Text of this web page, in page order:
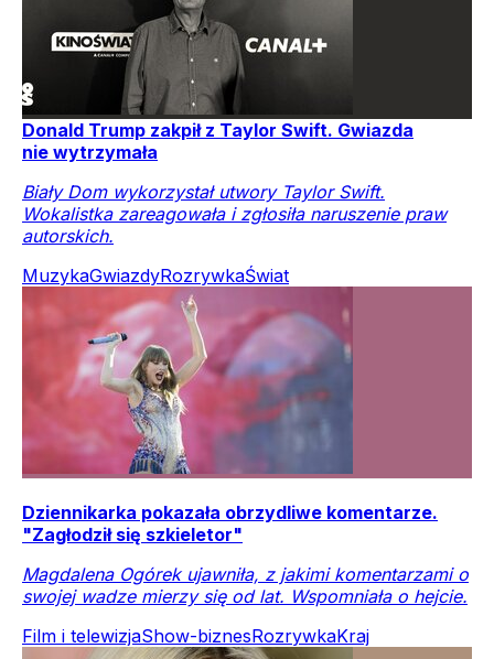
Donald Trump zakpił z Taylor Swift. Gwiazda
nie wytrzymała
Biały Dom wykorzystał utwory Taylor Swift.
Wokalistka zareagowała i zgłosiła naruszenie praw
autorskich.
MuzykaGwiazdyRozrywkaŚwiat
Dziennikarka pokazała obrzydliwe komentarze.
"Zagłodził się szkieletor"
Magdalena Ogórek ujawniła, z jakimi komentarzami o
swojej wadze mierzy się od lat. Wspomniała o hejcie.
Film i telewizjaShow-biznesRozrywkaKraj